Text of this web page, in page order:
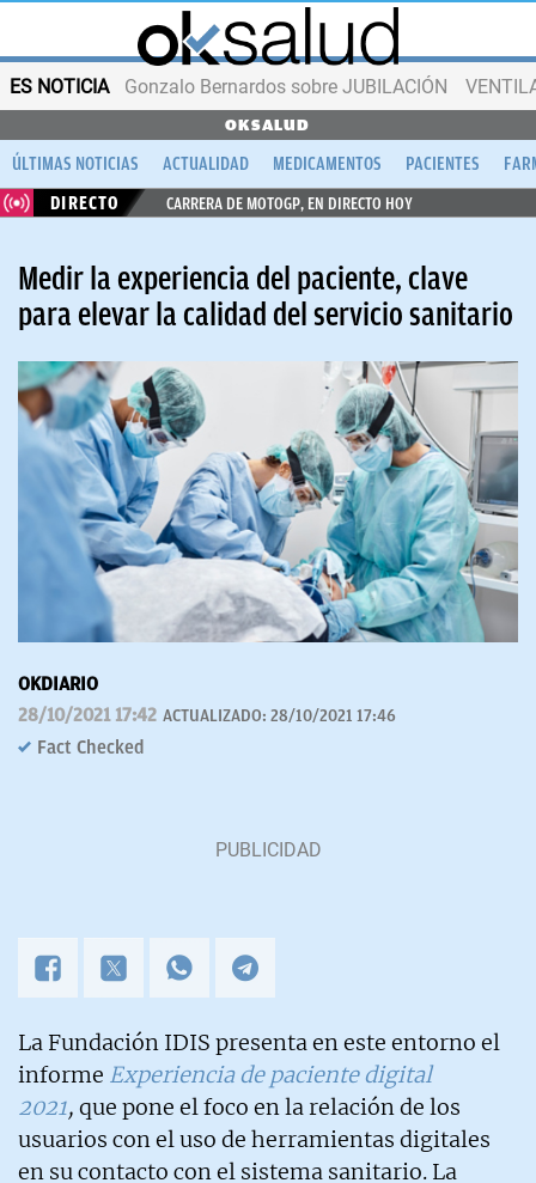
ES NOTICIA Gonzalo Bernardos sobre JUBILACIÓN
OKSALUD
ÚLTIMAS NOTICIAS ACTUALIDAD MEDICAMENTOS PACIENTES
DIRECTO
CARRERA DE MOTOGP, EN DIRECTO HOY
Medir la experiencia del paciente, clave
para elevar la calidad del servicio sanitario
OKDIARIO
28/10/2021 17:42 ACTUALIZADO: 28/10/2021 17:46
Fact Checked
La Fundación IDIS presenta en este entorno el
informe Experiencia de paciente digital
2021, que pone el foco en la relación de los
usuarios con el uso de herramientas digitales
en su contacto con el sistema sanitario. La